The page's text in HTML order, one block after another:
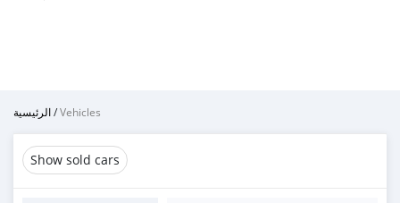
الرئيسية/Vehicles
Show sold cars